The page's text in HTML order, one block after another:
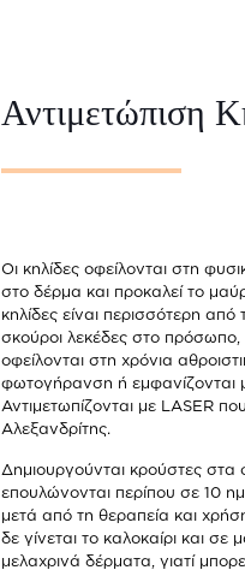
Αντιμετώπιση
Οι κηλίδες οφείλονται στη
στο δέρμα και προκαλεί το
κηλίδες είναι περισσότερη
σκούροι λεκέδες στο πρόσωπο,
οφείλονται στη χρόνια
φωτογήρανση ή εμφανίζονται
Αντιμετωπίζονται με LASER
Αλεξανδρίτης.
Δημιουργούνται κρούστες στα
επουλώνονται περίπου σε 10
μετά από τη θεραπεία και
δε γίνεται το καλοκαίρι και
μελαχρινά δέρματα, γιατί